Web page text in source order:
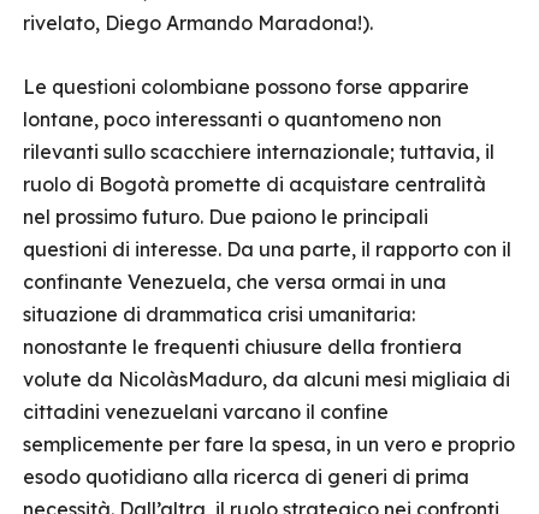
rivelato, Diego Armando Maradona!).
Le questioni colombiane possono forse apparire
lontane, poco interessanti o quantomeno non
rilevanti sullo scacchiere internazionale; tuttavia, il
ruolo di Bogotà promette di acquistare centralità
nel prossimo futuro. Due paiono le principali
questioni di interesse. Da una parte, il rapporto con il
confinante Venezuela, che versa ormai in una
situazione di drammatica crisi umanitaria:
nonostante le frequenti chiusure della frontiera
volute da NicolàsMaduro, da alcuni mesi migliaia di
cittadini venezuelani varcano il confine
semplicemente per fare la spesa, in un vero e proprio
esodo quotidiano alla ricerca di generi di prima
necessità. Dall’altra, il ruolo strategico nei confronti